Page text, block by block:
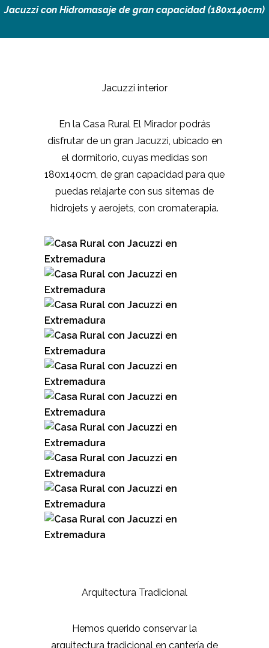
Jacuzzi con Hidromasaje de gran capacidad (180x140cm)
Jacuzzi interior
En la Casa Rural El Mirador podrás
disfrutar de un gran Jacuzzi, ubicado en
el dormitorio, cuyas medidas son
180x140cm, de gran capacidad para que
puedas relajarte con sus sitemas de
hidrojets y aerojets, con cromaterapia.
Arquitectura Tradicional
Hemos querido conservar la
arquitectura tradicional en cantería de